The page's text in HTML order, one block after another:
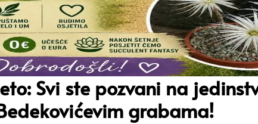
Svi ste pozvani na
grabama!